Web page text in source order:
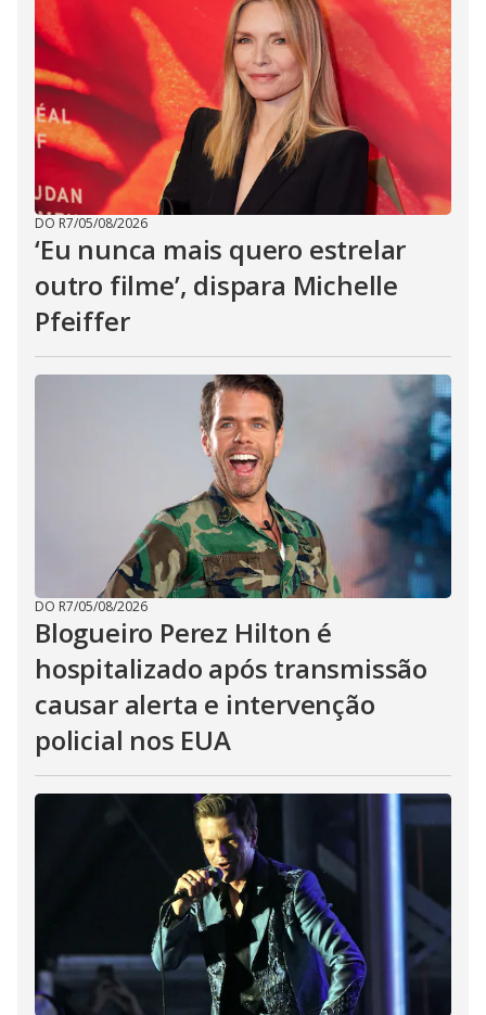
DO R7/05/08/2026
‘Eu nunca mais quero estrelar
outro filme’, dispara Michelle
Pfeiffer
DO R7/05/08/2026
Blogueiro Perez Hilton é
hospitalizado após transmissão
causar alerta e intervenção
policial nos EUA